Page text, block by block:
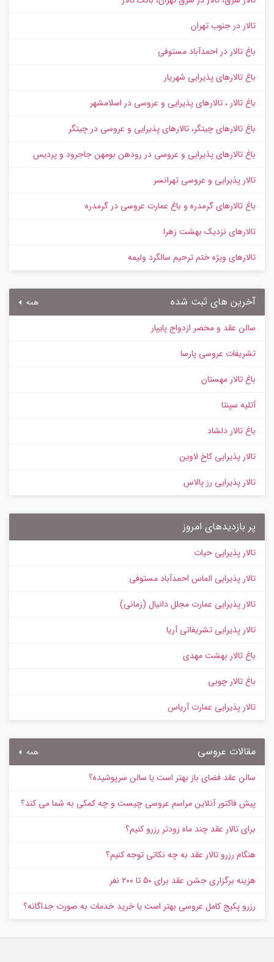
تالار در جنوب تهران
باغ تالار در احمدآباد مستوفی
باغ تالارهای پذیرایی شهریار
باغ تالار ، تالارهای پذیرایی و عروسی در اسلامشهر
باغ تالارهای چیتگر، تالارهای پذیرایی و عروسی در چیتگر
باغ تالارهای پذیرایی و عروسی در رودهن بومهن جاجرود و پردیس
تالار پذیرایی و عروسی تهرانسر
باغ تالارهای گرمدره و باغ عمارت عروسی در گرمدره
تالارهای نزدیک بهشت زهرا
تالارهای ویژه ختم ترحیم سالگرد ولیمه
آخرین های ثبت شده همه
سالن عقد و محضر ازدواج پایپار
تشریفات عروسی پارسا
باغ تالار مهستان
آتلیه سپنتا
باغ تالار دلشاد
تالار پذیرایی کاخ لاوین
تالار پذیرایی رز پالاس
پر بازدیدهای امروز
تالار پذیرایی حیات
تالار پذیرایی الماس احمدآباد مستوفی
تالار پذیرایی عمارت مجلل دانیال (زمانی)
تالار پذیرایی تشریفاتی آریا
باغ تالار بهشت مهدی
باغ تالار چوبی
تالار پذیرایی عمارت آریاس
مقالات عروسی همه
سالن عقد فضای باز بهتر است یا سالن سرپوشیده؟
پیش‌ فاکتور آنلاین مراسم عروسی چیست و چه کمکی به شما می کند؟
برای تالار عقد چند ماه زودتر رزرو کنیم؟
هنگام رزرو تالار عقد به چه نکاتی توجه کنیم؟
هزینه برگزاری جشن عقد برای ۵۰ تا ۲۰۰ نفر
رزرو پکیج کامل عروسی بهتر است یا خرید خدمات به‌ صورت جداگانه؟